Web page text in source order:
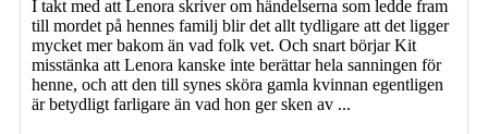
I takt med att Lenora skriver om händelserna som ledde fram
till mordet på hennes familj blir det allt tydligare att det ligger
mycket mer bakom än vad folk vet. Och snart börjar Kit
misstänka att Lenora kanske inte berättar hela sanningen för
henne, och att den till synes sköra gamla kvinnan egentligen
är betydligt farligare än vad hon ger sken av ...